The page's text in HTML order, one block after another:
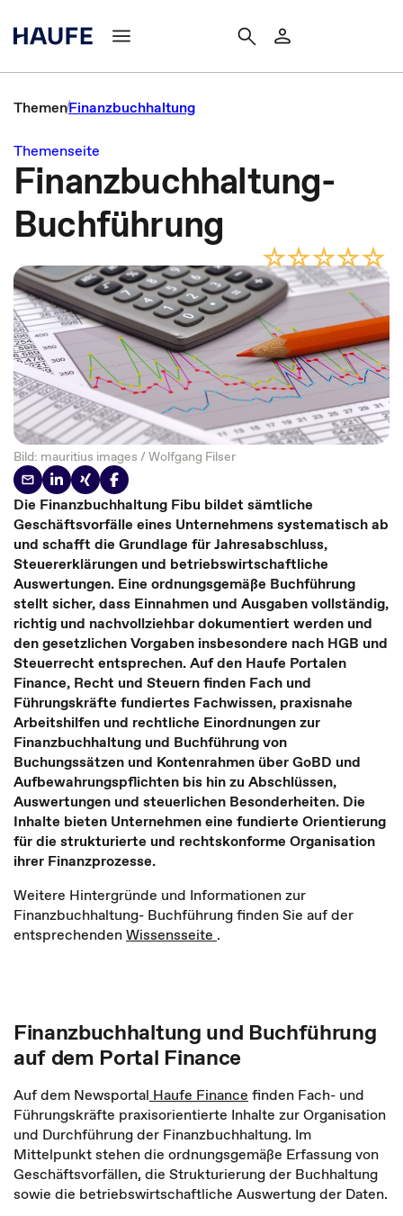
ThemenFinanzbuchhaltung
Themenseite
Finanzbuchhaltung-
Buchführung
Bild: mauritius images / Wolfgang Filser
Die Finanzbuchhaltung Fibu bildet sämtliche
Geschäftsvorfälle eines Unternehmens systematisch ab
und schafft die Grundlage für Jahresabschluss,
Steuererklärungen und betriebswirtschaftliche
Auswertungen. Eine ordnungsgemäße Buchführung
stellt sicher, dass Einnahmen und Ausgaben vollständig,
richtig und nachvollziehbar dokumentiert werden und
den gesetzlichen Vorgaben insbesondere nach HGB und
Steuerrecht entsprechen. Auf den Haufe Portalen
Finance, Recht und Steuern finden Fach und
Führungskräfte fundiertes Fachwissen, praxisnahe
Arbeitshilfen und rechtliche Einordnungen zur
Finanzbuchhaltung und Buchführung von
Buchungssätzen und Kontenrahmen über GoBD und
Aufbewahrungspflichten bis hin zu Abschlüssen,
Auswertungen und steuerlichen Besonderheiten. Die
Inhalte bieten Unternehmen eine fundierte Orientierung
für die strukturierte und rechtskonforme Organisation
ihrer Finanzprozesse.
Weitere Hintergründe und Informationen zur
Finanzbuchhaltung- Buchführung finden Sie auf der
entsprechendenWissensseite .
Finanzbuchhaltung und Buchführung
auf dem Portal Finance
Auf dem Newsportal Haufe Finance finden Fach- und
Führungskräfte praxisorientierte Inhalte zur Organisation
und Durchführung der Finanzbuchhaltung. Im
Mittelpunkt stehen die ordnungsgemäße Erfassung von
Geschäftsvorfällen, die Strukturierung der Buchhaltung
sowie die betriebswirtschaftliche Auswertung der Daten.